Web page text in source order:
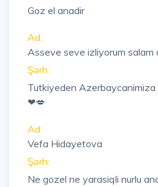
Goz el anadir
Ad:
Asseve seve izliyorum salam
Şərh:
Tutkiyeden Azerbaycanimiza
❤💋
Ad:
Vefa Hidayetova
Şərh:
Ne gozel ne yarasiqli nurlu